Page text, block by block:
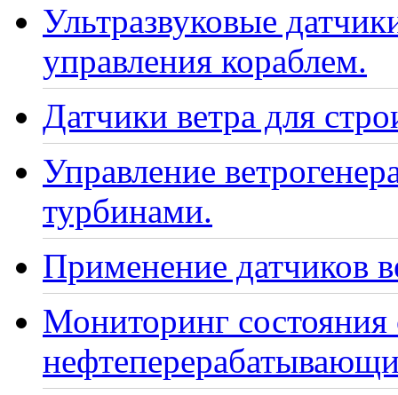
Ультразвуковые
управления кораблем.
Датчики ветра для
Управление
турбинами.
Применение датчиков
Мониторинг